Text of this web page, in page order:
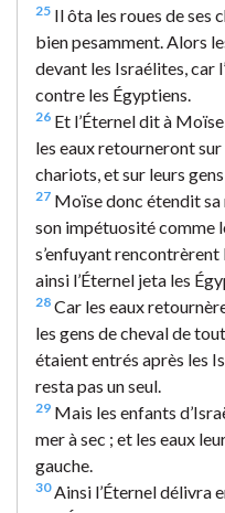
25 Il ôta les roues de ses
bien pesamment. Alors
devant les Israélites, car
contre les Égyptiens.
26 Et l’Éternel dit à
les eaux retourneront
chariots, et sur leurs gens
27 Moïse donc étendit sa
son impétuosité comme
s’enfuyant
ainsi l’Éternel jeta les
28 Car les eaux
les gens de cheval de
étaient entrés après les
resta pas un seul.
29 Mais les enfants
mer à sec ; et les eaux
gauche.
30Ainsi l’Éternel délivra